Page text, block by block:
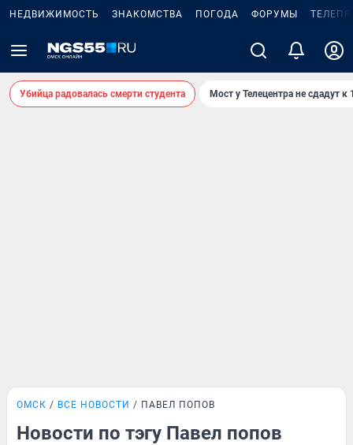
НЕДВИЖИМОСТЬ ЗНАКОМСТВА ПОГОДА ФОРУМЫ
Убийца радовалась смерти студента Мост у Телецентра не сдадут к
ОМСК ВСЕ НОВОСТИ ПАВЕЛ ПОПОВ
Новости по тэгу Павел попов